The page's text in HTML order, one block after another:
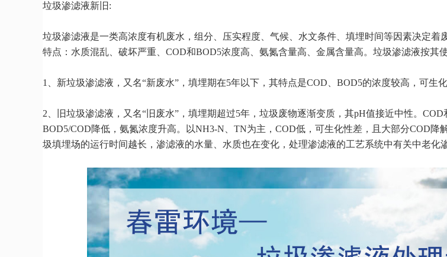
垃圾渗滤液新旧:
垃圾渗滤液是一类高浓度有机废水，组分、压实程度、气候、水文条件、填埋时间等因素决定着
特点：水质混乱、破坏严重、COD和BOD5浓度高、氨氮含量高、金属含量高。垃圾渗滤液按其
1、新垃圾渗滤液，又名“新废水”，填埋期在5年以下，其特点是COD、BOD5的浓度较高，可生化
2、旧垃圾渗滤液，又名“旧废水”，填埋期超过5年，垃圾废物逐渐变质，其pH值接近中性。COD
BOD5/COD降低，氨氮浓度升高。以NH3-N、TN为主，COD低，可生化性差，且大部分COD降
圾填埋场的运行时间越长，渗滤液的水量、水质也在变化，处理渗滤液的工艺系统中有关中老化